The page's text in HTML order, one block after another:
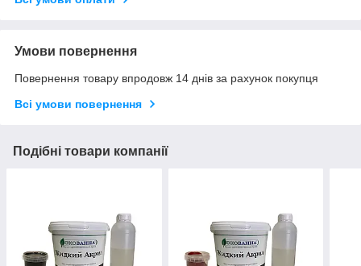
Умови повернення
Повернення товару впродовж 14 днів за рахунок покупця
Всі умови повернення
Подібні товари компанії